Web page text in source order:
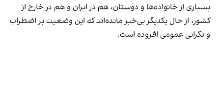
بسیاری از خانواده‌ها و دوستان، هم در ایران و هم در خارج از
کشور، از حال یکدیگر بی‌خبر مانده‌اند که این وضعیت بر اضطراب
و نگرانی عمومی افزوده است.